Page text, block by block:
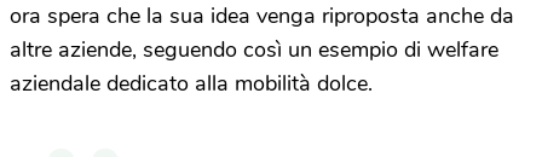
ora spera che la sua idea venga riproposta anche da
altre aziende, seguendo così un esempio di welfare
aziendale dedicato alla mobilità dolce.